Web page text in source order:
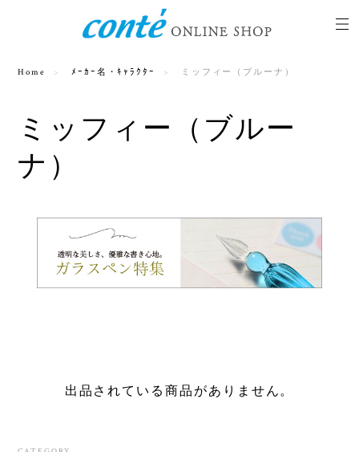
Home ﾒｰｶｰ名・ｷｬﾗｸﾀｰ ミッフィー（ブルーナ）
ミッフィー（ブルー
ナ）
出品されている商品がありません。